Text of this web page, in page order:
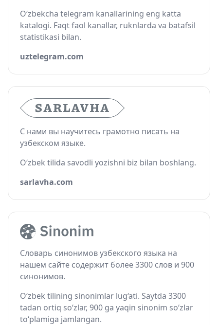
O‘zbekcha telegram kanallarining eng katta
katalogi. Faqt faol kanallar, ruknlarda va batafsil
statistikasi bilan.
uztelegram.com
С нами вы научитесь грамотно писать на
узбекском языке.
O‘zbek tilida savodli yozishni biz bilan boshlang.
sarlavha.com
Словарь синонимов узбекского языка на
нашем сайте содержит более 3300 слов и 900
синонимов.
O‘zbek tilining sinonimlar lug‘ati. Saytda 3300
tadan ortiq so‘zlar, 900 ga yaqin sinonim so‘zlar
to‘plamiga jamlangan.